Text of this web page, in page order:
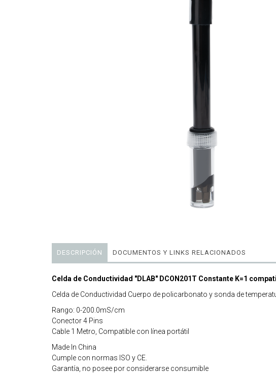
DESCRIPCIÓN DOCUMENTOS Y LINKS RELACIONADOS
Celda de Conductividad "DLAB" DCON201T Constante K=1
Celda de Conductividad Cuerpo de policarbonato y sonda de
Rango: 0-200.0mS/cm
Conector 4 Pins
Cable 1 Metro, Compatible con línea portátil
Made In China
Cumple con normas ISO y CE.
Garantía, no posee por considerarse consumible